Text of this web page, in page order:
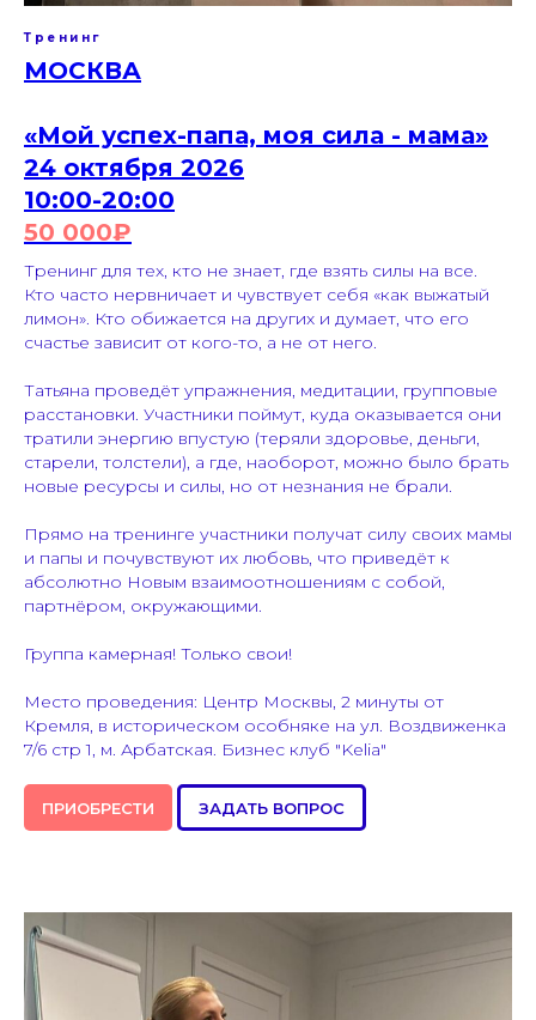
Тренинг
МОСКВА
«Мой успех-папа, моя сила - мама»
24 октября 2026
10:00-20:00
50 000₽
Тренинг для тех, кто не знает, где взять силы на все.
Кто часто нервничает и чувствует себя «как выжатый
лимон». Кто обижается на других и думает, что его
счастье зависит от кого-то, а не от него.
Татьяна проведёт упражнения, медитации, групповые
расстановки. Участники поймут, куда оказывается они
тратили энергию впустую (теряли здоровье, деньги,
старели, толстели), а где, наоборот, можно было брать
новые ресурсы и силы, но от незнания не брали.
Прямо на тренинге участники получат силу своих мамы
и папы и почувствуют их любовь, что приведёт к
абсолютно Новым взаимоотношениям с собой,
партнёром, окружающими.
Группа камерная! Только свои!
Место проведения: Центр Москвы, 2 минуты от
Кремля, в историческом особняке на ул. Воздвиженка
7/6 стр 1, м. Арбатская. Бизнес клуб "Kelia"
ПРИОБРЕСТИ ЗАДАТЬ ВОПРОС